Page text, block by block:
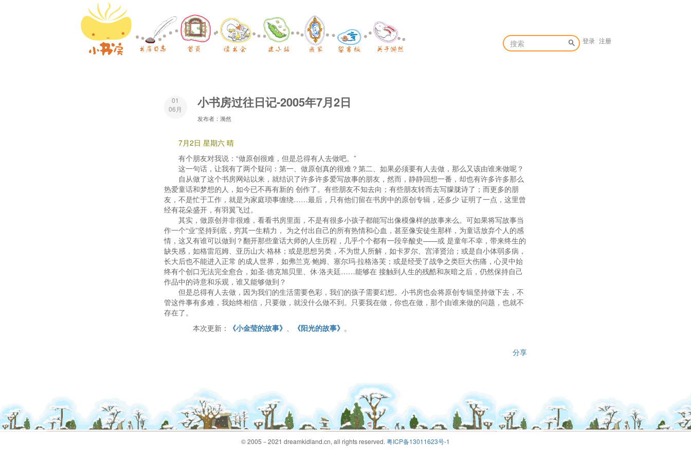
登录 注册
01
06月
小书房过往日记-2005年7月2日
发布者：漪然
7月2日 星期六 晴
有个朋友对我说：“做原创很难，但是总得有人去做吧。”
这一句话，让我有了两个疑问：第一、做原创真的很难？第二、如果必须要有人去做，那么又该由谁来做呢？
自从做了这个书房网站以来，就结识了许多许多爱写故事的朋友，然而，静静回想一番，却也有许多许多那么
热爱童话和梦想的人，如今已不再有新的 创作了。有些朋友不知去向；有些朋友转而去写朦胧诗了；而更多的朋
友，不是忙于工作，就是为家庭琐事缠绕……最后，只有他们留在书房中的原创专辑，还多少 证明了一点，这里曾
经有花朵盛开，有羽翼飞过。
其实，做原创并非很难，看看书房里面，不是有很多小孩子都能写出像模像样的故事来么。可如果将写故事当
作一个“业”坚持到底，穷其一生精力， 为之付出自己的所有热情和心血，甚至像安徒生那样，为童话放弃个人的感
情，这又有谁可以做到？翻开那些童话大师的人生历程，几乎个个都有一段辛酸史——或 是童年不幸，带来终生的
缺失感，如格雷厄姆、亚历山大·格林；或是思想另类，不为世人所解，如卡罗尔、宫泽贤治；或是自小体弱多病，
长大后也不能进入正常 的成人世界，如弗兰克·鲍姆、塞尔玛·拉格洛芙；或是经受了战争之类巨大伤痛，心灵中始
终有个创口无法完全愈合，如圣·德克旭贝里、休·洛夫廷……能够在 接触到人生的残酷和灰暗之后，仍然保持自己
作品中的诗意和乐观，谁又能够做到？
但是总得有人去做，因为我们的生活需要色彩，我们的孩子需要幻想。小书房也会将原创专辑坚持做下去，不
管这件事有多难，我始终相信，只要做，就没什么做不到。只要我在做，你也在做，那个由谁来做的问题，也就不
存在了。
本次更新：
《小金莹的故事》 、 《阳光的故事》 。
分享
© 2005－2021 dreamkidland.cn, all rights reserved. 粤ICP备13011623号-1